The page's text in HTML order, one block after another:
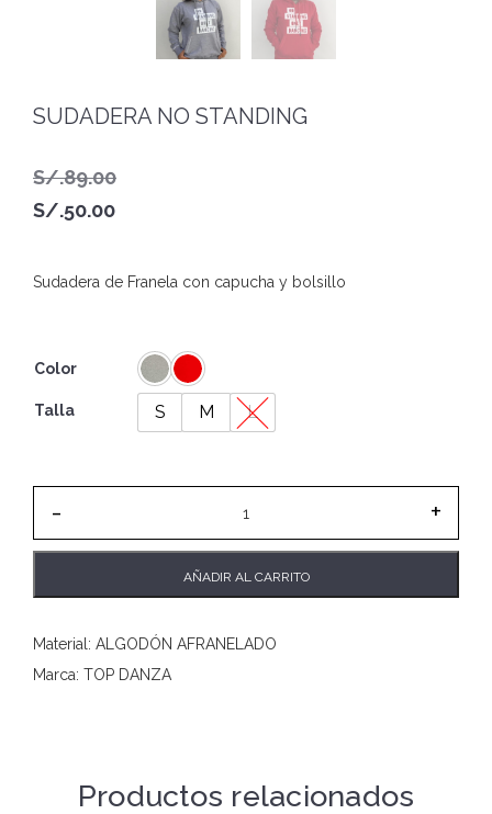
SUDADERA NO STANDING
S/.89.00
El
original
S/.50.00
precio
S/.50.00.
Sudadera de Franela con capucha y bolsillo
Color
Talla S M L
AÑADIR AL CARRITO
Material: ALGODÓN AFRANELADO
Marca: TOP DANZA
Productos relacionados